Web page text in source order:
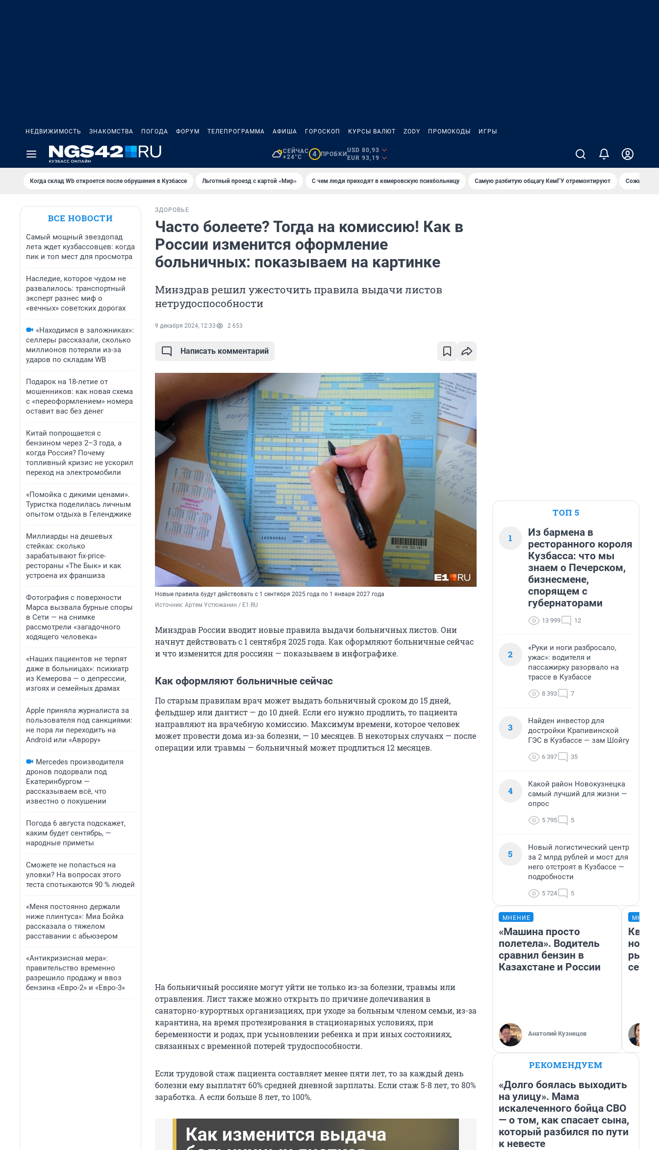
НЕДВИЖИМОСТЬ ЗНАКОМСТВА ПОГОДА ФОРУМ ТЕЛЕПРОГРАММА АФИША ГОРОСКОП КУРСЫ ВАЛЮТ ZODY ПРОМОКОДЫ ИГРЫ
СЕЙЧАС
+24°C
4 ПРОБКИ
USD 80,93
EUR 93,19
Когда склад Wb откроется после обрушения в Кузбассе Льготный проезд с картой «Мир» С чем люди приходят в кемеровскую психбольницу Самую разбитую общагу КемГУ отремонтируют
ВСЕ НОВОСТИ
Самый мощный звездопад
лета ждет кузбассовцев: когда
пик и топ мест для просмотра
Наследие, которое чудом не
развалилось: транспортный
эксперт разнес миф о
«вечных» советских дорогах
«Находимся в заложниках»:
селлеры рассказали, сколько
миллионов потеряли из-за
ударов по складам WB
Подарок на 18-летие от
мошенников: как новая схема
с «переоформлением» номера
оставит вас без денег
Китай попрощается с
бензином через 2–3 года, а
когда Россия? Почему
топливный кризис не ускорил
переход на электромобили
«Помойка с дикими ценами».
Туристка поделилась личным
опытом отдыха в Геленджике
Миллиарды на дешевых
стейках: сколько
зарабатывают fix-price-
рестораны «The Бык» и как
устроена их франшиза
Фотография с поверхности
Марса вызвала бурные споры
в Сети — на снимке
рассмотрели «загадочного
ходящего человека»
«Наших пациентов не терпят
даже в больницах»: психиатр
из Кемерова — о депрессии,
изгоях и семейных драмах
Apple приняла журналиста за
пользователя под санкциями:
не пора ли переходить на
Android или «Аврору»
Mercedes производителя
дронов подорвали под
Екатеринбургом —
рассказываем всё, что
известно о покушении
Погода 6 августа подскажет,
каким будет сентябрь, —
народные приметы
Сможете не попасться на
уловки? На вопросах этого
теста спотыкаются 90 % людей
«Меня постоянно держали
ниже плинтуса»: Миа Бойка
рассказала о тяжелом
расставании с абьюзером
«Антикризисная мера»:
правительство временно
разрешило продажу и ввоз
бензина «Евро-2» и «Евро-3»
ЗДОРОВЬЕ
Часто болеете? Тогда на комиссию! Как в
России изменится оформление
больничных: показываем на картинке
Минздрав решил ужесточить правила выдачи листов
нетрудоспособности
9 декабря 2024, 12:33 2 653
Написать комментарий
Новые правила будут действовать с 1 сентября 2025 года по 1 января 2027 года
Источник: Артем Устюжанин / E1.RU
Минздрав России вводит новые правила выдачи больничных листов. Они
начнут действовать с 1 сентября 2025 года. Как оформляют больничные сейчас
и что изменится для россиян — показываем в инфографике.
Как оформляют больничные сейчас
По старым правилам врач может выдать больничный сроком до 15 дней,
фельдшер или дантист — до 10 дней. Если его нужно продлить, то пациента
направляют на врачебную комиссию. Максимум времени, которое человек
может провести дома из-за болезни, — 10 месяцев. В некоторых случаях — после
операции или травмы — больничный может продлиться 12 месяцев.
На больничный россияне могут уйти не только из-за болезни, травмы или
отравления. Лист также можно открыть по причине долечивания в
санаторно-курортных организациях, при уходе за больным членом семьи, из-за
карантина, на время протезирования в стационарных условиях, при
беременности и родах, при усыновлении ребенка и при иных состояниях,
связанных с временной потерей трудоспособности.
Если трудовой стаж пациента составляет менее пяти лет, то за каждый день
болезни ему выплатят 60% средней дневной зарплаты. Если стаж 5-8 лет, то 80%
заработка. А если больше 8 лет, то 100%.
ТОП 5
1
Из бармена в
ресторанного короля
Кузбасса: что мы
знаем о Печерском,
бизнесмене,
спорящем с
губернаторами
13 999 12
2
«Руки и ноги разбросало,
ужас»: водителя и
пассажирку разорвало на
трассе в Кузбассе
8 393 7
3
Найден инвестор для
достройки Крапивинской
ГЭС в Кузбассе — зам Шойгу
6 397 35
4
Какой район Новокузнецка
самый лучший для жизни —
опрос
5 795 5
5
Новый логистический центр
за 2 млрд рублей и мост для
него отстроят в Кузбассе —
подробности
5 724 5
МНЕНИЕ
«Машина просто
полетела». Водитель
сравнил бензин в
Казахстане и России
Анатолий Кузнецов
но
РЕКОМЕНДУЕМ
«Долго боялась выходить
на улицу». Мама
искалеченного бойца СВО
— о том, как спасает сына,
который разбился по пути
к невесте